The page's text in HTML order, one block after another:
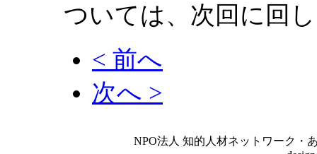
ついては、次回に回
< 前へ
次へ >
NPO法人 知的人材ネットワーク・